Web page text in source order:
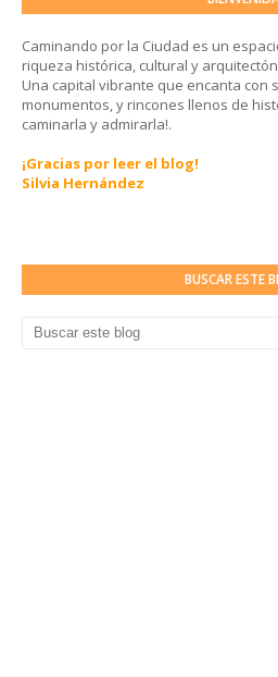
Caminando por la Ciudad es un
riqueza histórica, cultural y
Una capital vibrante que encanta con
monumentos, y rincones llenos de
caminarla y admirarla!.
¡Gracias por leer el blog!
Silvia Hernández
BUSCAR ESTE